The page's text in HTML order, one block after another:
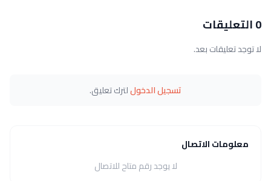
0 التعليقات
لا توجد تعليقات بعد.
تسجيل الدخوللترك تعليق.
معلومات الاتصال
لا يوجد رقم متاح للاتصال